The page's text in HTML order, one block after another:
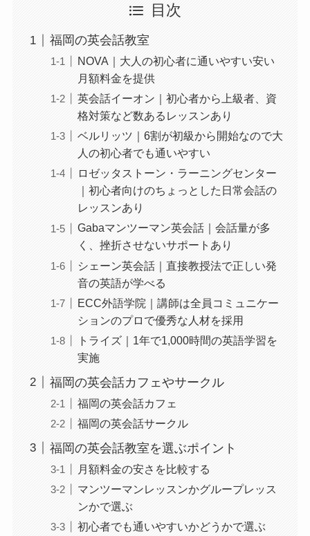
目次
福岡の英会話教室
NOVA｜大人の初心者に通いやすい安い
月額料金を提供
英会話イーオン｜初心者から上級者、資
格対策など数あるレッスンあり
ベルリッツ｜6割が初級から開始なので大
人の初心者でも通いやすい
ロゼッタストーン・ラーニングセンター
｜初心者向けのちょっとした日常会話の
レッスンあり
Gabaマンツーマン英会話｜会話量が多
く、挫折させないサポートあり
シェーン英会話｜直接教授法で正しい発
音の英語が学べる
ECC外語学院｜講師は全員コミュニケー
ションのプロで優秀な人材を採用
トライズ｜1年で1,000時間の英語学習を
実施
福岡の英会話カフェやサークル
福岡の英会話カフェ
福岡の英会話サークル
福岡の英会話教室を選ぶポイント
月額料金の安さを比較する
マンツーマンレッスンかグループレッス
ンかで選ぶ
初心者でも通いやすいかどうかで選ぶ